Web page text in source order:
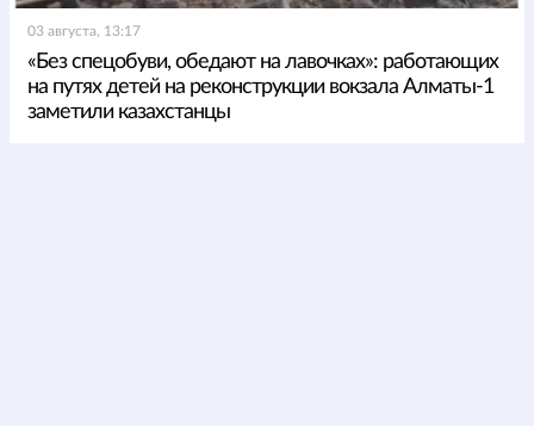
03 августа, 13:17
«Без спецобуви, обедают на лавочках»: работающих
на путях детей на реконструкции вокзала Алматы-1
заметили казахстанцы